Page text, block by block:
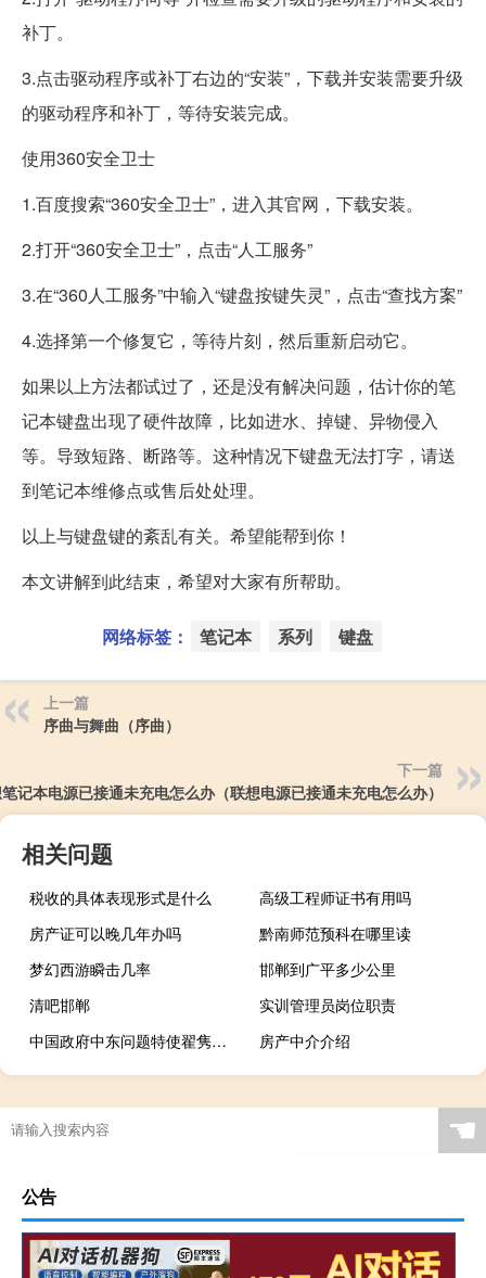
补丁。
3.点击驱动程序或补丁右边的“安装”，下载并安装需要升级
的驱动程序和补丁，等待安装完成。
使用360安全卫士
1.百度搜索“360安全卫士”，进入其官网，下载安装。
2.打开“360安全卫士”，点击“人工服务”
3.在“360人工服务”中输入“键盘按键失灵”，点击“查找方案”
4.选择第一个修复它，等待片刻，然后重新启动它。
如果以上方法都试过了，还是没有解决问题，估计你的笔
记本键盘出现了硬件故障，比如进水、掉键、异物侵入
等。导致短路、断路等。这种情况下键盘无法打字，请送
到笔记本维修点或售后处处理。
以上与键盘键的紊乱有关。希望能帮到你！
本文讲解到此结束，希望对大家有所帮助。
网络标签： 笔记本 系列 键盘
上一篇
序曲与舞曲（序曲）
下一篇
记本电源已接通未充电怎么办（联想电源已接通未充电怎么办）
相关问题
税收的具体表现形式是什么
高级工程师证书有用吗
房产证可以晚几年办吗
黔南师范预科在哪里读
梦幻西游瞬击几率
邯郸到广平多少公里
清吧邯郸
实训管理员岗位职责
中国政府中东问题特使翟隽会见美国驻华大使伯恩斯
房产中介介绍
☚
公告